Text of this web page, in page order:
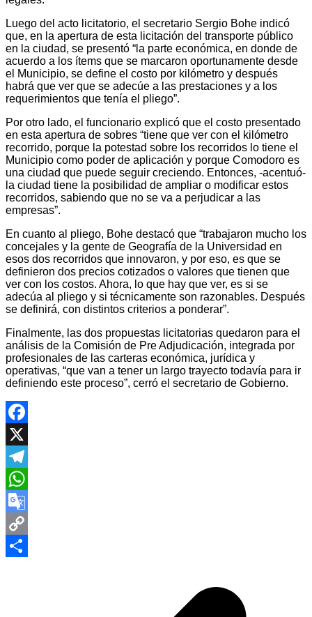
Luego del acto licitatorio, el secretario Sergio Bohe indicó
que, en la apertura de esta licitación del transporte público
en la ciudad, se presentó “la parte económica, en donde de
acuerdo a los ítems que se marcaron oportunamente desde
el Municipio, se define el costo por kilómetro y después
habrá que ver que se adecúe a las prestaciones y a los
requerimientos que tenía el pliego”.
Por otro lado, el funcionario explicó que el costo presentado
en esta apertura de sobres “tiene que ver con el kilómetro
recorrido, porque la potestad sobre los recorridos lo tiene el
Municipio como poder de aplicación y porque Comodoro es
una ciudad que puede seguir creciendo. Entonces, -acentuó-
la ciudad tiene la posibilidad de ampliar o modificar estos
recorridos, sabiendo que no se va a perjudicar a las
empresas”.
En cuanto al pliego, Bohe destacó que “trabajaron mucho los
concejales y la gente de Geografía de la Universidad en
esos dos recorridos que innovaron, y por eso, es que se
definieron dos precios cotizados o valores que tienen que
ver con los costos. Ahora, lo que hay que ver, es si se
adecúa al pliego y si técnicamente son razonables. Después
se definirá, con distintos criterios a ponderar”.
Finalmente, las dos propuestas licitatorias quedaron para el
análisis de la Comisión de Pre Adjudicación, integrada por
profesionales de las carteras económica, jurídica y
operativas, “que van a tener un largo trayecto todavía para ir
definiendo este proceso”, cerró el secretario de Gobierno.
Facebook
X
Telegram
WhatsApp
Google
Translate
Copy